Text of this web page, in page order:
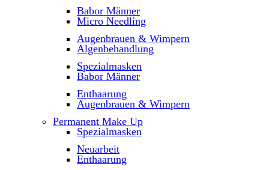
Babor Männer
Augenbrauen & Wimpern
Spezialmasken
Enthaarung
Permanent Make Up
Neuarbeit
Micro Needling
Algenbehandlung
Babor Männer
Augenbrauen & Wimpern
Spezialmasken
Enthaarung